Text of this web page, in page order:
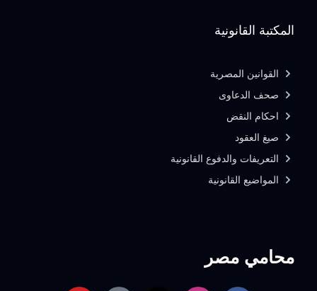
محامي مصر
المكتبة القانونية
القوانين المصرية
صحف الدعاوى
احكام النقض
صيغ العقود
التعريفات والدفوع القانونية
المواضيع القانونية